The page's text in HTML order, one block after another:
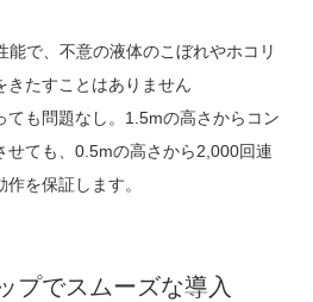
能で、不意の液体のこぼれやホコリ
きたすことはありません
ても問題なし。1.5mの高さからコン
せても、0.5mの高さから2,000回連
を保証します。
プでスムーズな導入